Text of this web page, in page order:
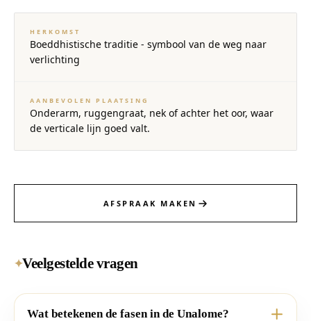
HERKOMST
Boeddhistische traditie - symbool van de weg naar
verlichting
AANBEVOLEN PLAATSING
Onderarm, ruggengraat, nek of achter het oor, waar
de verticale lijn goed valt.
AFSPRAAK MAKEN
✦Veelgestelde vragen
Wat betekenen de fasen in de Unalome?